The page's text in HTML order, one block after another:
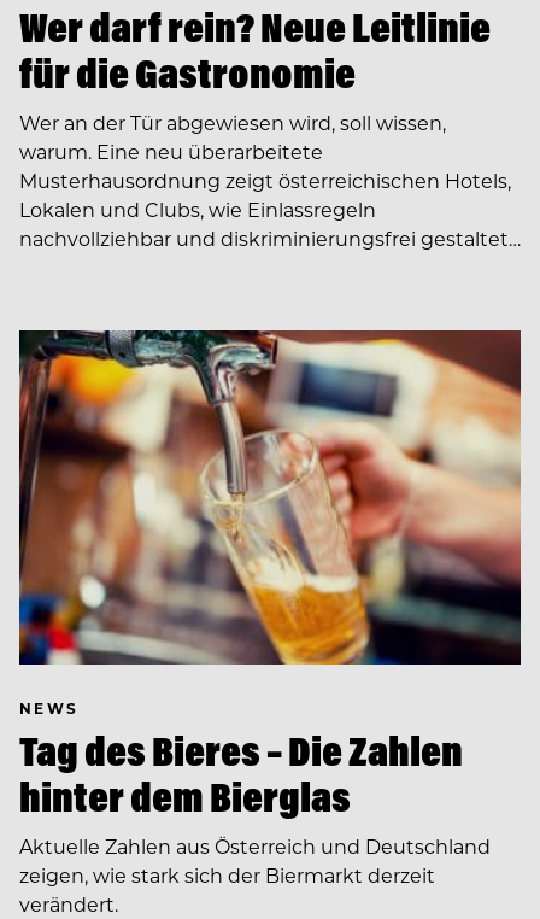
Wer darf rein? Neue Leitlinie
für die Gastronomie
Wer an der Tür abgewiesen wird, soll wissen,
warum. Eine neu überarbeitete
Musterhausordnung zeigt österreichischen Hotels,
Lokalen und Clubs, wie Einlassregeln
nachvollziehbar und diskriminierungsfrei gestaltet…
NEWS
Tag des Bieres – Die Zahlen
hinter dem Bierglas
Aktuelle Zahlen aus Österreich und Deutschland
zeigen, wie stark sich der Biermarkt derzeit
verändert.